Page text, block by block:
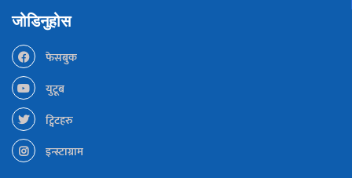
जोडिनुहोस
फेसबुक
युटूब
ट्विटहरु
इन्स्टाग्राम